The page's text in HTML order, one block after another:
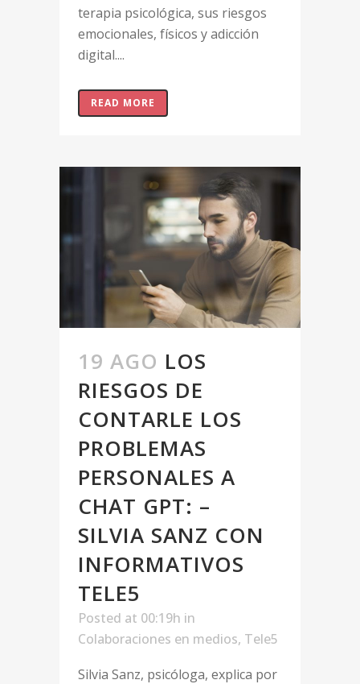
terapia psicológica, sus riesgos
emocionales, físicos y adicción
digital....
READ MORE
19 AGO LOS
RIESGOS DE
CONTARLE LOS
PROBLEMAS
PERSONALES A
CHAT GPT: –
SILVIA SANZ CON
INFORMATIVOS
TELE5
Posted at 00:19h in
Colaboraciones en medios, Tele5
Silvia Sanz, psicóloga, explica por